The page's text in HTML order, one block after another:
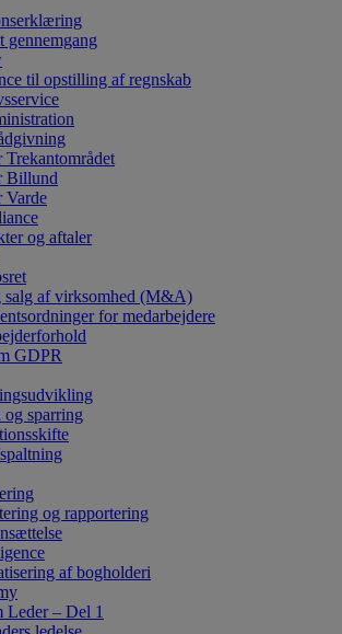
gennemgang
til opstilling af regnskab
Trekantområdet
Billund
Varde
og aftaler
salg af virksomhed (M&A)
for medarbejdere
GDPR
og sparring
og rapportering
af bogholderi
Leder – Del 1